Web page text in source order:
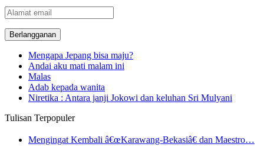
Alamat
email
Mengapa Jepang bisa maju?
Andai aku mati malam ini
Malas
Adab kepada wanita
Niretika : Antara janji Jokowi dan keluhan Sri Mulyani
Tulisan Terpopuler
Mengingat Kembali â€œKarawang-Bekasiâ€ dan Maestro…